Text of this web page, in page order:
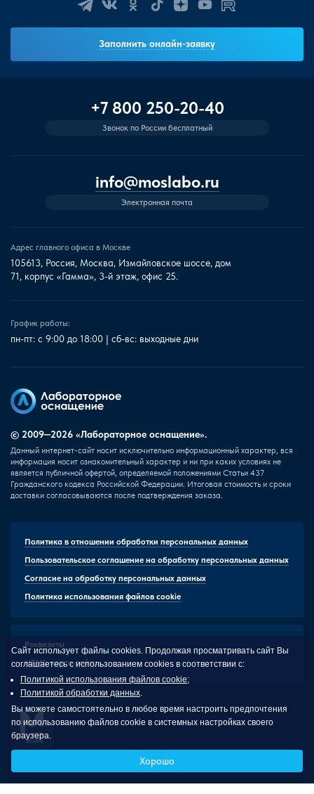
Заполнить онлайн-заявку
+7 800 250-20-40
Звонок по России бесплатный
info@moslabo.ru
Электронная почта
Адрес главного офиса в Москве
105613, Россия, Москва, Измайловское шоссе, дом
71, корпус «Гамма», 3-й этаж, офис 25.
График работы:
пн-пт: с 9:00 до 18:00 | сб-вс: выходные дни
© 2009—2026 «Лабораторное оснащение».
Данный интернет-сайт носит исключительно информационный характер, вся
информация носит ознакомительный характер и ни при каких условиях не
является публичной офертой, определяемой положениями Статьи 437
Гражданского кодекса Российской Федерации. Итоговая стоимость и сроки
доставки согласовываются после подтверждения заказа.
Политика в отношении обработки персональных данных
Пользовательское соглашение на обработку персональных данных
Согласие на обработку персональных данных
Политика использования файлов cookie
Реквизиты
HTML-карта сайта
Сайт использует файлы cookies. Продолжая просматривать сайт Вы
соглашаетесь с использованием cookies в соответствии с:
Политикой использования файлов cookie;
Политикой обработки данных.
Вы можете самостоятельно в любое время настроить предпочтения
по использованию файлов cookie в системных настройках своего
браузера.
Хорошо